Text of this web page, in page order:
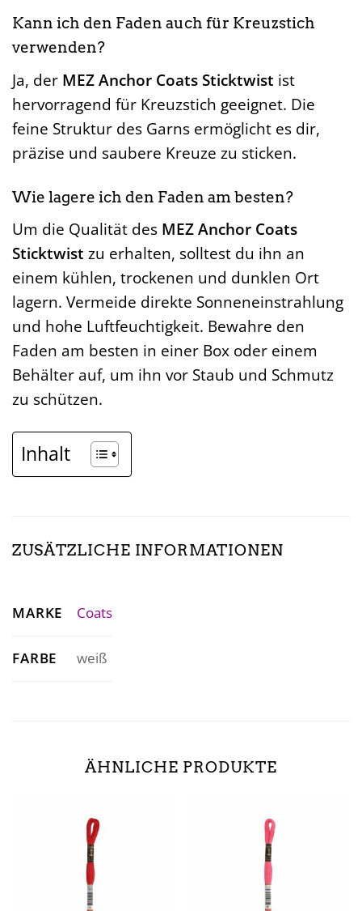
Kann ich den Faden auch für Kreuzstich
verwenden?
Ja, der MEZ Anchor Coats Sticktwist ist
hervorragend für Kreuzstich geeignet. Die
feine Struktur des Garns ermöglicht es dir,
präzise und saubere Kreuze zu sticken.
Wie lagere ich den Faden am besten?
Um die Qualität des MEZ Anchor Coats
Sticktwist zu erhalten, solltest du ihn an
einem kühlen, trockenen und dunklen Ort
lagern. Vermeide direkte Sonneneinstrahlung
und hohe Luftfeuchtigkeit. Bewahre den
Faden am besten in einer Box oder einem
Behälter auf, um ihn vor Staub und Schmutz
zu schützen.
Inhalt
ZUSÄTZLICHE INFORMATIONEN
MARKE Coats
FARBE weiß
ÄHNLICHE PRODUKTE